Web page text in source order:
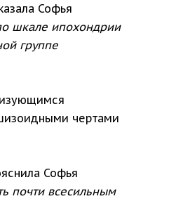
Софья
шкале ипохондрии
группе
чертами
Софья
почти всесильным